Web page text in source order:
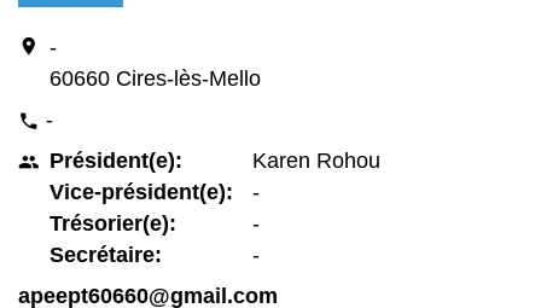
location_on
-
60660 Cires-lès-Mello
phone -
people Président(e):
Vice-président(e):
Trésorier(e):
Secrétaire:
Karen Rohou
-
-
-
apeept60660@gmail.com